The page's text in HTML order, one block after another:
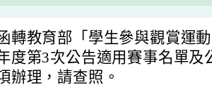
轉教育部「學生參與觀賞運
度第3次公告適用賽事名單及
辦理，請查照。